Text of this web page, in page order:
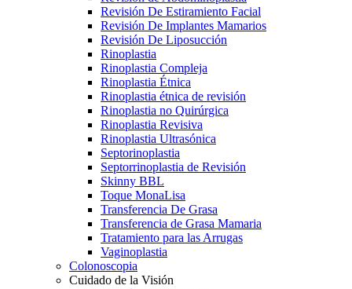
Revisión De Estiramiento Facial
Revisión De Implantes Mamarios
Revisión De Liposucción
Rinoplastia
Rinoplastia Compleja
Rinoplastia Étnica
Rinoplastia étnica de revisión
Rinoplastia no Quirúrgica
Rinoplastia Revisiva
Rinoplastia Ultrasónica
Septorinoplastia
Septorrinoplastia de Revisión
Skinny BBL
Toque MonaLisa
Transferencia De Grasa
Transferencia de Grasa Mamaria
Tratamiento para las Arrugas
Vaginoplastia
Colonoscopia
Cuidado de la Visión